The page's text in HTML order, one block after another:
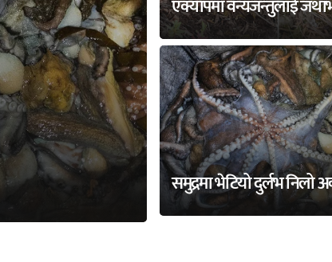
एक्यापमा वन्यजन्तुलाई
समुद्रमा भेटियो दुर्लभ निलो